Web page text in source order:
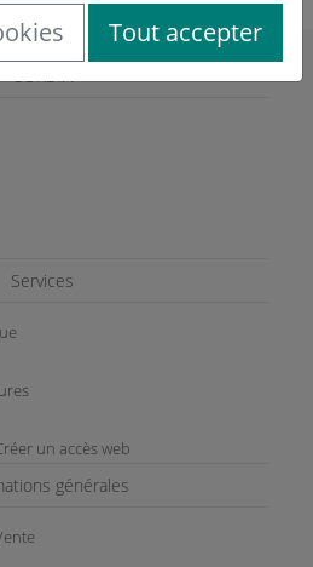
Services
un accès web
générales
Tout accepter